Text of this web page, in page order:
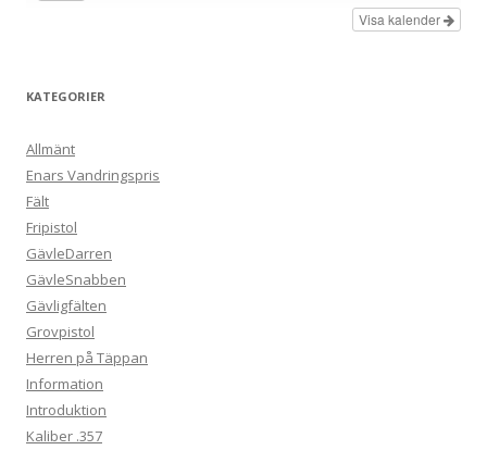
Visa kalender
KATEGORIER
Allmänt
Enars Vandringspris
Fält
Fripistol
GävleDarren
GävleSnabben
Gävligfälten
Grovpistol
Herren på Täppan
Information
Introduktion
Kaliber .357